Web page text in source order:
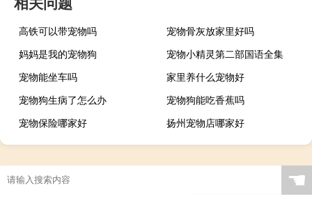
高铁可以带宠物吗
宠物骨灰放家里好吗
妈妈是我的宠物狗
宠物小精灵第二部国语全集
宠物能坐车吗
家里养什么宠物好
宠物狗生病了怎么办
宠物狗能吃香蕉吗
宠物保险哪家好
扬州宠物店哪家好
☚